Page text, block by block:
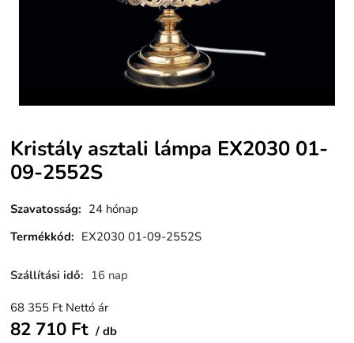
Kristály asztali lámpa EX2030 01-
09-2552S
Szavatosság: 24 hónap
Termékkód: EX2030 01-09-2552S
Szállítási idő: 16 nap
68 355 Ft Nettó ár
82 710 Ft db